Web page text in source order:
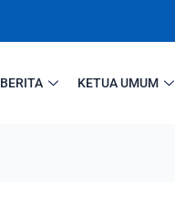
BERITA KETUA UMUM